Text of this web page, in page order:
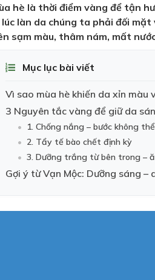
hè là thời điểm vàng để tận
lúc làn da chúng ta phải đối
sạm màu, thâm nám, mất
Mục lục bài viết
Vì sao mùa hè khiến da xỉn màu
3 Nguyên tắc vàng để giữ da
1. Chống nắng – bước không
2. Tẩy tế bào chết định kỳ
3. Dưỡng trắng từ bên trong –
Gợi ý từ Vạn Mộc: Dưỡng sáng –